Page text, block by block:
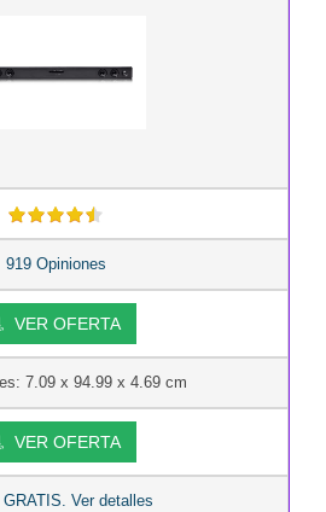
919 Opiniones
VER OFERTA
7.09 x 94.99 x 4.69 cm
VER OFERTA
Ver detalles